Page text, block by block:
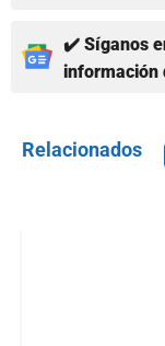
✔️ Síganos
información
Relacionados